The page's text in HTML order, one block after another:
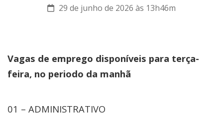
29 de junho de 2026 às 13h46m
Vagas de emprego disponíveis para terça-
feira, no periodo da manhã
01 – ADMINISTRATIVO